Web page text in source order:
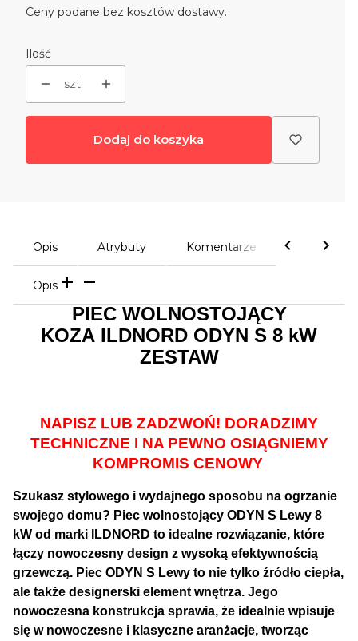
Ceny podane bez kosztów dostawy.
Ilość
szt.
Dodaj do koszyka
Opis Atrybuty Komentarze
Opis
PIEC WOLNOSTOJĄCY
KOZA ILDNORD ODYN S 8 kW
ZESTAW
NAPISZ LUB ZADZWOŃ! DORADZIMY
TECHNICZNE I NA PEWNO OSIĄGNIEMY
KOMPROMIS CENOWY
Szukasz stylowego i wydajnego sposobu na ogrzanie
swojego domu? Piec wolnostojący ODYN S Lewy 8
kW od marki ILDNORD to idealne rozwiązanie, które
łączy nowoczesny design z wysoką efektywnością
grzewczą. Piec ODYN S Lewy to nie tylko źródło ciepła,
ale także designerski element wnętrza. Jego
nowoczesna konstrukcja sprawia, że idealnie wpisuje
się w nowoczesne i klasyczne aranżacje, tworząc